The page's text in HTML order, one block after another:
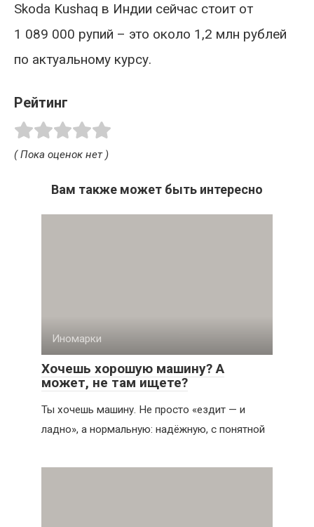
Skoda Kushaq в Индии сейчас стоит от
1 089 000 рупий – это около 1,2 млн рублей
по актуальному курсу.
Рейтинг
( Пока оценок нет )
Вам также может быть интересно
Иномарки
Хочешь хорошую машину? А
может, не там ищете?
Ты хочешь машину. Не просто «ездит — и
ладно», а нормальную: надёжную, с понятной